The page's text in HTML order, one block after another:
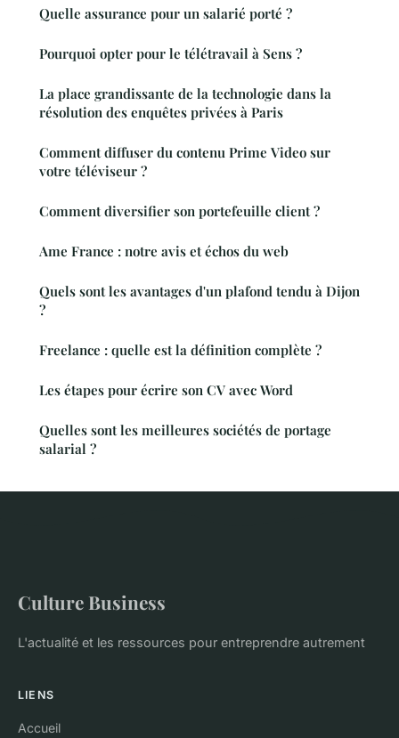
Quelle assurance pour un salarié porté ?
Pourquoi opter pour le télétravail à Sens ?
La place grandissante de la technologie dans la
résolution des enquêtes privées à Paris
Comment diffuser du contenu Prime Video sur
votre téléviseur ?
Comment diversifier son portefeuille client ?
Ame France : notre avis et échos du web
Quels sont les avantages d'un plafond tendu à Dijon
?
Freelance : quelle est la définition complète ?
Les étapes pour écrire son CV avec Word
Quelles sont les meilleures sociétés de portage
salarial ?
Culture Business
L'actualité et les ressources pour entreprendre autrement
LIENS
Accueil